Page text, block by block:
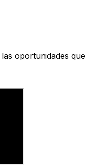
oportunidades que